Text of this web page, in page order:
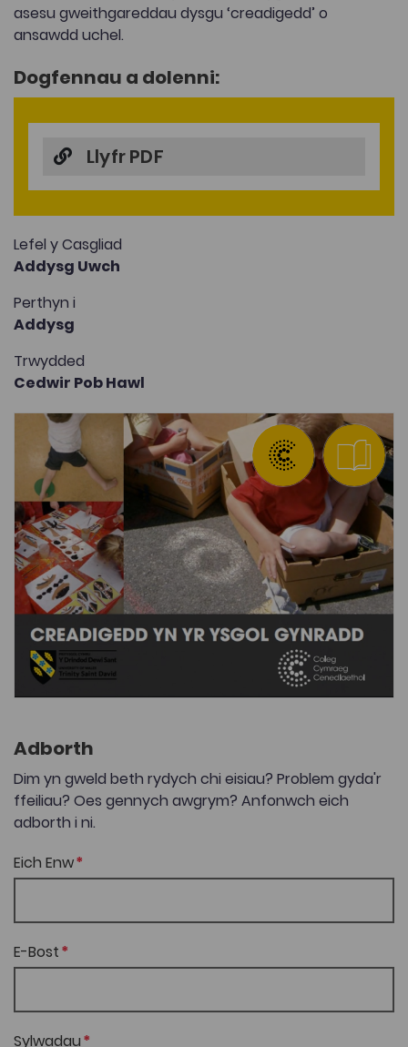
asesu gweithgareddau dysgu ‘creadigedd’ o
ansawdd uchel.
Dogfennau a dolenni:
Llyfr PDF
Lefel y Casgliad
Addysg Uwch
Perthyn i
Addysg
Trwydded
Cedwir Pob Hawl
Adborth
Dim yn gweld beth rydych chi eisiau? Problem gyda'r
ffeiliau? Oes gennych awgrym? Anfonwch eich
adborth i ni.
Eich Enw
E-Bost
Sylwadau